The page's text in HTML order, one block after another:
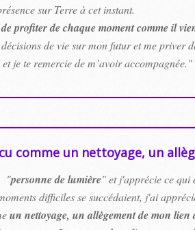
sur Terre à cet instant.
profiter de chaque moment comme il
de vie sur mon futur et me priver
et je te remercie de m’avoir
comme un nettoyage, un
"personne de lumière" et j'apprécie ce qui
difficiles se succédaient, j'ai
un nettoyage, un allègement de mon lien